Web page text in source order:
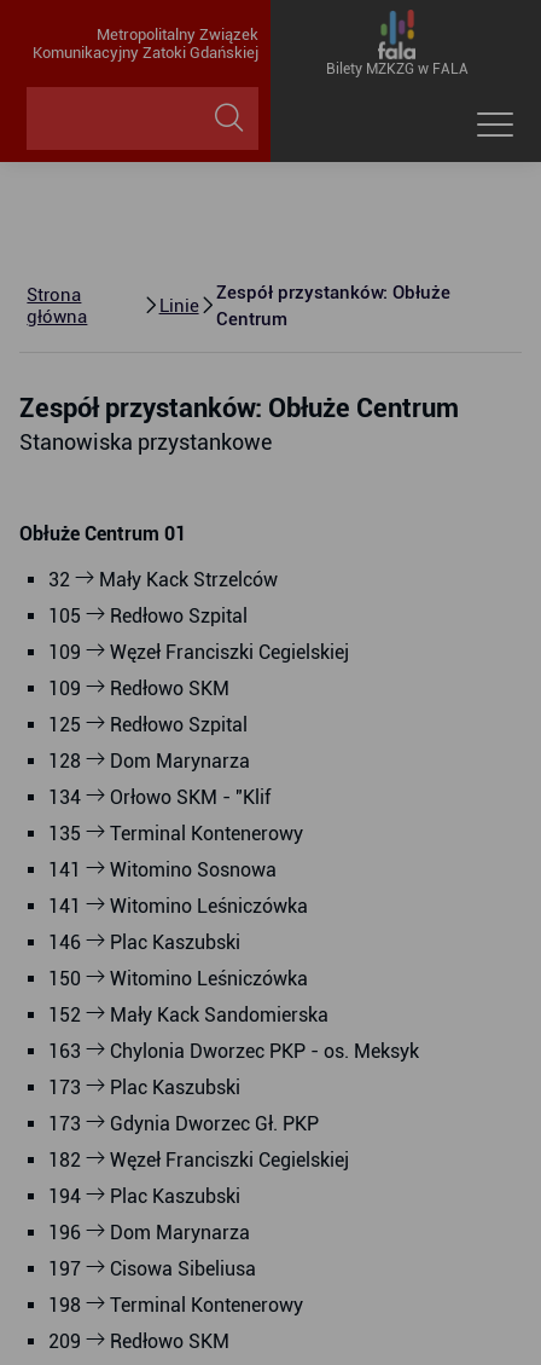
Metropolitalny Związek
Komunikacyjny Zatoki Gdańskiej
Bilety MZKZG w FALA
Strona
główna
Linie
Zespół przystanków: Obłuże
Centrum
Zespół przystanków: Obłuże Centrum
Stanowiska przystankowe
Obłuże Centrum 01
32
Mały Kack Strzelców
105
Redłowo Szpital
109
Węzeł Franciszki Cegielskiej
109
Redłowo SKM
125
Redłowo Szpital
128
Dom Marynarza
134
Orłowo SKM - "Klif
135
Terminal Kontenerowy
141
Witomino Sosnowa
141
Witomino Leśniczówka
146
Plac Kaszubski
150
Witomino Leśniczówka
152
Mały Kack Sandomierska
163
Chylonia Dworzec PKP - os. Meksyk
173
Plac Kaszubski
173
Gdynia Dworzec Gł. PKP
182
Węzeł Franciszki Cegielskiej
194
Plac Kaszubski
196
Dom Marynarza
197
Cisowa Sibeliusa
198
Terminal Kontenerowy
209
Redłowo SKM